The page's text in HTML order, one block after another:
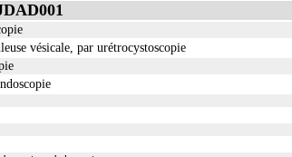
vésicale, par urétrocystoscopie